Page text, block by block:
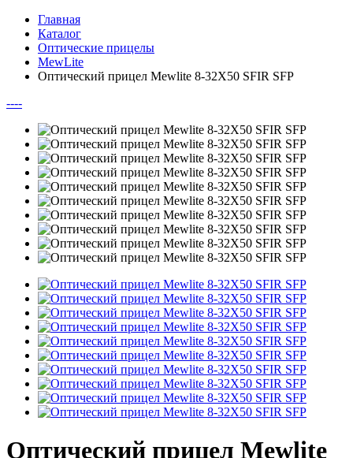
Главная
Каталог
Оптические прицелы
MewLite
Оптический прицел Mewlite 8-32X50 SFIR SFP
----
Оптический прицел Mewlite